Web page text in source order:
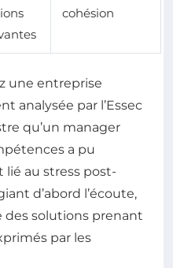
cohésion
une entreprise
analysée par l’Essec
qu’un manager
a pu
au stress post-
d’abord l’écoute,
des solutions prenant
par les